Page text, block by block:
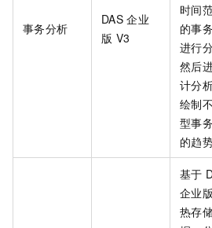
事务分析
DAS 企业
版 V3
时间
的事
进行
然后
计分
绘制
型事
的趋
基于
企业
热存